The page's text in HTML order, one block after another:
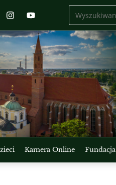
Kamera Online Fundacja